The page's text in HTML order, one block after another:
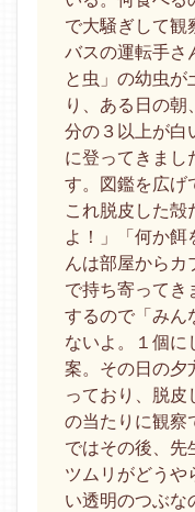
で大騒ぎして観
バスの運転手さ
と虫」の幼虫が
り、ある日の朝
分の３以上が白
に登ってきまし
す。図鑑を広げ
これ脱皮した殻
よ！」「何か餌
んは部屋からカ
で持ち寄ってき
するので「みん
ないよ。１個に
案。その日の夕
っており、脱皮
の当たりに観察
ではその後、先
ツムリがどうや
い透明のつぶな